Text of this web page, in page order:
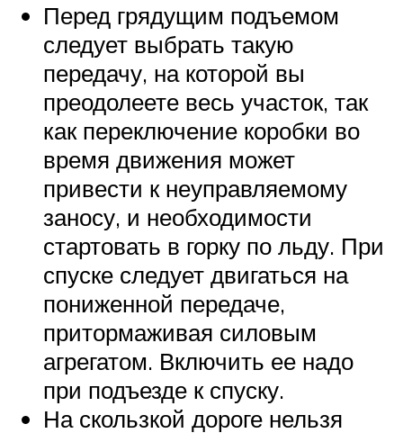
Перед грядущим подъемом
следует выбрать такую
передачу, на которой вы
преодолеете весь участок, так
как переключение коробки во
время движения может
привести к неуправляемому
заносу, и необходимости
стартовать в горку по льду. При
спуске следует двигаться на
пониженной передаче,
притормаживая силовым
агрегатом. Включить ее надо
при подъезде к спуску.
На скользкой дороге нельзя